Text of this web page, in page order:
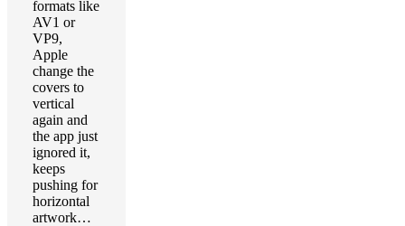
formats like
AV1 or
VP9,
Apple
change the
covers to
vertical
again and
the app just
ignored it,
keeps
pushing for
horizontal
artwork…